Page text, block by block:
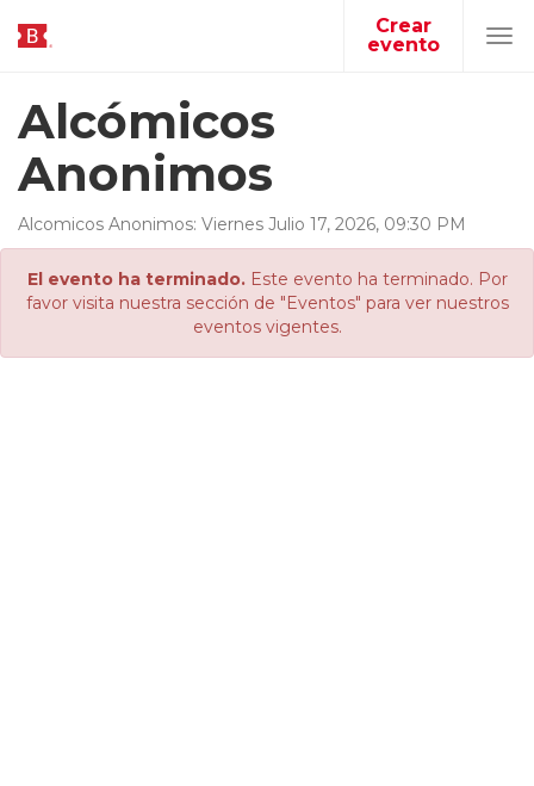
Crear
evento
Alcómicos
Anonimos
Alcomicos Anonimos: Viernes Julio 17, 2026, 09:30 PM
El evento ha terminado.Este evento ha terminado. Por
favor visita nuestra sección de "Eventos" para ver nuestros
eventos vigentes.